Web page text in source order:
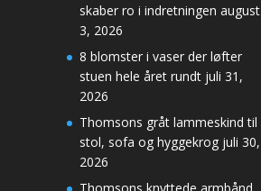
skaber ro i indretningen august
3, 2026
8 blomster i vaser der løfter
stuen hele året rundt juli 31,
2026
Thomsons gråt lammeskind til
stol, sofa og hyggekrog juli 30,
2026